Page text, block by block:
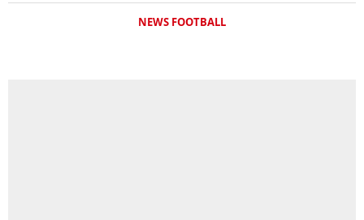
NEWS FOOTBALL